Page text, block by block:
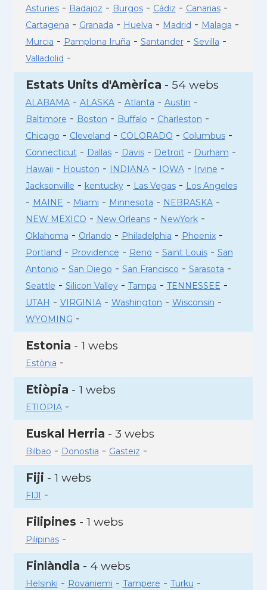
Asturies- Badajoz - Burgos- Cádiz - Canarias-
Cartagena - Granada - Huelva - Madrid - Malaga -
Murcia - Pamplona Iruña - Santander- Sevilla -
Valladolid -
Estats Units d'Amèrica - 54 webs
ALABAMA- ALASKA- Atlanta - Austin -
Baltimore - Boston - Buffalo - Charleston -
Chicago - Cleveland - COLORADO - Columbus-
Connecticut- Dallas- Davis- Detroit- Durham -
Hawaii - Houston - INDIANA- IOWA- Irvine -
Jacksonville - kentucky- Las Vegas- Los Angeles
- MAINE - Miami - Minnesota - NEBRASKA-
NEW MEXICO - New Orleans- NewYork-
Oklahoma - Orlando - Philadelphia - Phoenix-
Portland - Providence - Reno - Saint Louis- San
Antonio - San Diego - San Francisco - Sarasota -
Seattle - Silicon Valley- Tampa - TENNESSEE -
UTAH - VIRGINIA- Washington - Wisconsin -
WYOMING -
Estonia - 1 webs
Estònia -
Etiòpia - 1 webs
ETIOPIA-
Euskal Herria - 3 webs
Bilbao - Donostia - Gasteiz -
Fiji - 1 webs
FIJI -
Filipines - 1 webs
Pilipinas-
Finlàndia - 4 webs
Helsinki - Rovaniemi - Tampere - Turku -